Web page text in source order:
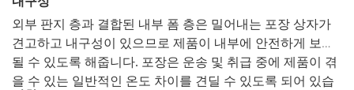
결론적으로, 시가 상자를 활용한 DIY 프로젝트는 이 아름다운 상자
를 새롭고 유용한 물건으로 재활용하는 재미있고 창의적인 방법입
니다. 숙련된 공예가든 이제 막 시작하는 사람이든 누구나 도전해 볼
만한 프로젝트가 있습니다. 보석함부터 화분까지, 시가 상자를 재활
용할 수 있는 가능성은 무궁무진합니다. 그러니 필요한 재료를 준비
선으로 생각하는 브랜드를 선호하는 경향이 있습니다. 어린이 보호
용 봉투를 사용함으로써 안전과 책임감에 대한 의지를 보여주고 업
계 경쟁업체와 차별화된 이미지를 구축할 수 있습니다.
신뢰와 믿음을 바탕으로 구축된 강력한 브랜드 이미지는 신규 고객
유치와 기존 고객 유지에 도움이 됩니다. 소비자들이 귀사가 어린이
의 우발적인 삼킴, 중독 및 부상 사고를 예방하는 안전장치 역할을
합니다.
어린이 보호 포장은 강화된 보안 수준으로 인해 어린이 안전 포장보
다 더 엄격한 규제 및 테스트 요건을 적용받는 경우가 많습니다. 제
조업체는 규제 기관에서 정한 특정 지침 및 표준을 준수하여 제품이
외부 판지 층과 결합된 내부 폼 층은 밀어내는 포장 상자가
견고하고 내구성이 있으므로 제품이 내부에 안전하게 보관
될 수 있도록 해줍니다. 포장은 운송 및 취급 중에 제품이 겪
을 수 있는 일반적인 온도 차이를 견딜 수 있도록 되어 있습